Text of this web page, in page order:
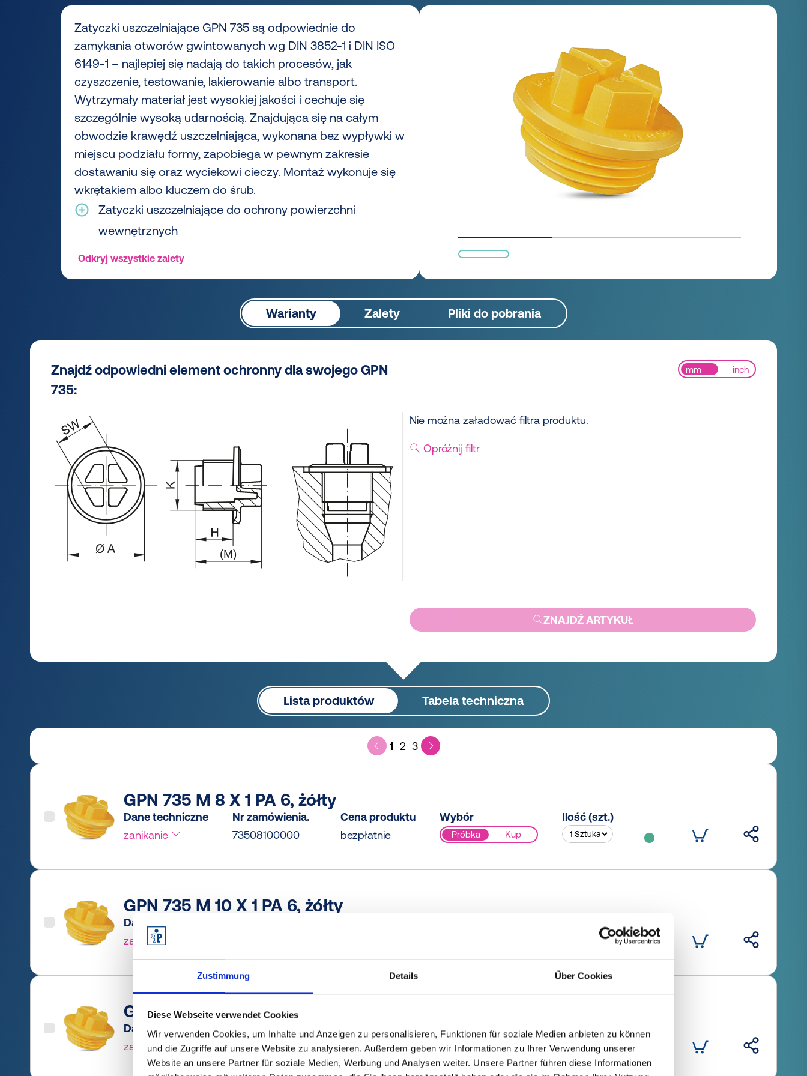
Zustimmung Details Über Cookies
Diese Webseite verwendet Cookies
Wir verwenden Cookies, um Inhalte und Anzeigen zu personalisieren, Funktionen für soziale Medien anbieten zu können
und die Zugriffe auf unsere Website zu analysieren. Außerdem geben wir Informationen zu Ihrer Verwendung unserer
Website an unsere Partner für soziale Medien, Werbung und Analysen weiter. Unsere Partner führen diese Informationen
Zatyczki uszczelniające GPN 735 są odpowiednie do
zamykania otworów gwintowanych wg DIN 3852-1 i DIN ISO
6149-1 – najlepiej się nadają do takich procesów, jak
czyszczenie, testowanie, lakierowanie albo transport.
Wytrzymały materiał jest wysokiej jakości i cechuje się
szczególnie wysoką udarnością. Znajdująca się na całym
obwodzie krawędź uszczelniająca, wykonana bez wypływki w
miejscu podziału formy, zapobiega w pewnym zakresie
dostawaniu się oraz wyciekowi cieczy. Montaż wykonuje się
wkrętakiem albo kluczem do śrub.
Zatyczki uszczelniające do ochrony powierzchni
wewnętrznych
Odkryj wszystkie zalety
Warianty Zalety Pliki do pobrania
Znajdź odpowiedni element ochronny dla swojego GPN
735:
Nie można załadować filtra produktu.
mm inch
Opróżnij filtr
ZNAJDŹ ARTYKUŁ
Lista produktów Tabela techniczna
1 2 3
GPN 735 M 8 X 1 PA 6, żółty
Dane techniczne
zanikanie
Nr zamówienia.
73508100000
Cena produktu
bezpłatnie
Wybór
Próbka Kup
Ilość (szt.)
GPN 735 M 10 X 1 PA 6, żółty
Dane techniczne
zanikanie
GPN 735 M 12 X 1,5 PA 6, żółty
Dane techniczne
zanikanie
Nr zamówienia.
73512150000
Cena produktu
bezpłatnie
Wybór
Próbka Kup
Ilość (szt.)